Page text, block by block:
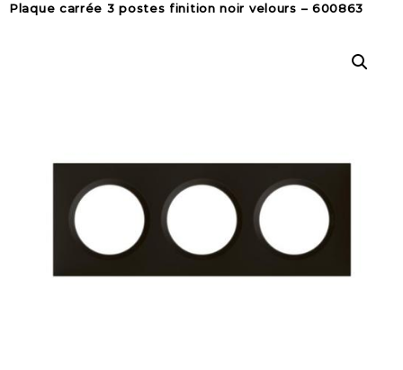
Plaque carrée 3 postes finition noir velours – 600863